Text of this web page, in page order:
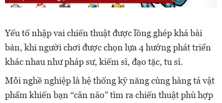
Yếu tố nhập vai chiến thuật được lồng ghép khá bài
bản, khi người chơi được chọn lựa 4 hướng phát triển
khác nhau như pháp sư, kiếm sĩ, đạo tặc, tu sĩ.
Mỗi nghề nghiệp là hệ thống kỹ năng cùng hàng tá vật
phẩm khiến bạn “cân não” tìm ra chiến thuật phù hợp